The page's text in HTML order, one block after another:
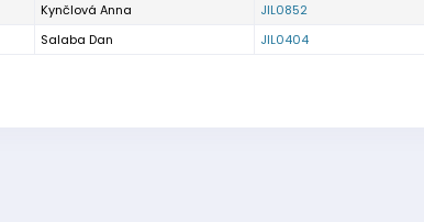
Kynčlová Anna JIL0852
Salaba Dan JIL0404